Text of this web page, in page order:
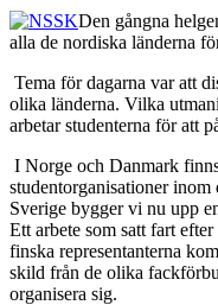
Den gångna
alla de nordiska länderna
Tema för dagarna var att
olika länderna. Vilka
arbetar studenterna för att
I Norge och Danmark
studentorganisationer
Sverige bygger vi nu upp
Ett arbete som satt fart
finska representanterna
skild från de olika
organisera sig.